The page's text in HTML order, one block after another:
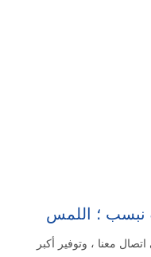
نبسب ؛ اللمس
معنا ، وتوفير أكبر